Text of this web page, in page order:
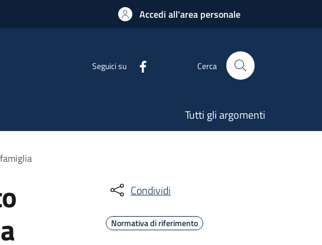
Accedi all'area personale
Seguici su Cerca
Tutti gli argomenti
Condividi
Normativa di riferimento